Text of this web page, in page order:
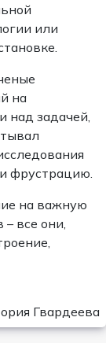
или
на
над задачей,
фрустрацию.
на важную
все они,
Гвардеева